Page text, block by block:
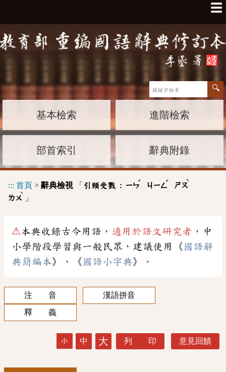
☰
基本檢索 進階檢索
部首索引 辭典附錄
::: 首頁 > 辭典檢視「 引頸受戮 : ㄧㄣ
ˇ
ㄐㄧㄥ
ˇ
ㄕㄡ
ˋ
ㄌㄨ
ˋ
」
⚠本典收錄古今用語， 適用於語文研究者 ，中
小學階段學習與一般民眾，建議使用《 國語辭
典簡編本》、《 國語小字典》。
注 音
漢語拼音
釋 義
小 中 大 列 印 意見回饋